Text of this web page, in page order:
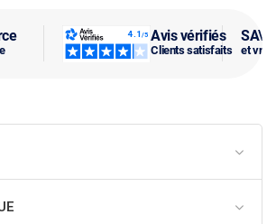
Avis vérifiés
Clients satisfaits
SAV
et